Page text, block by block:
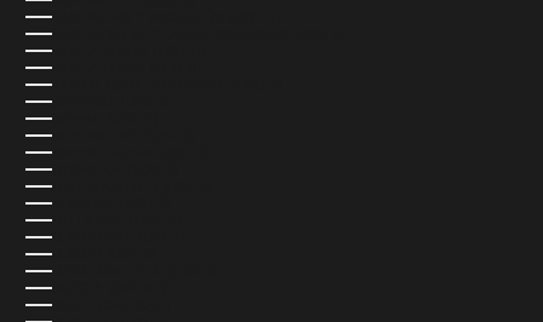
SAN PEDRO Y MIQUELÓN (USD $)
SAN VICENTE Y LAS GRANADINAS (USD $)
SANTA ELENA (USD $)
SANTA LUCÍA (USD $)
SANTO TOMÉ Y PRÍNCIPE (USD $)
SENEGAL (USD $)
SERBIA (USD $)
SEYCHELLES (USD $)
SIERRA LEONA (USD $)
SINGAPUR (SGD $)
SINT MAARTEN (USD $)
SOMALIA (USD $)
SRI LANKA (USD $)
SUDÁFRICA (USD $)
SUDÁN (USD $)
SUDÁN DEL SUR (USD $)
SUECIA (SEK KR)
SUIZA (CHF CHF)